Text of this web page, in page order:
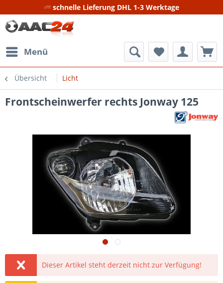
schnelle Lieferung DHL 1-3 Werktage
Menü
Übersicht Licht
Frontscheinwerfer rechts Jonway 125
Dieser Artikel steht derzeit nicht zur Verfügung!